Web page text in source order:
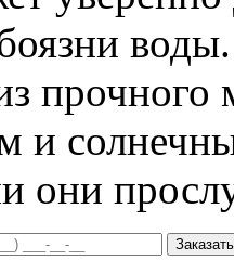
и
они
Заказать